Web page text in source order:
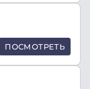
ПОСМОТРЕТЬ